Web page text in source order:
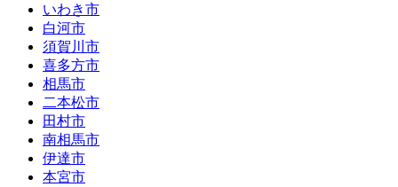
いわき市
白河市
須賀川市
喜多方市
相馬市
二本松市
田村市
南相馬市
伊達市
本宮市